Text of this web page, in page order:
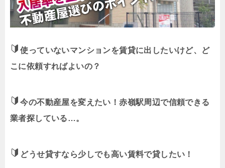
使っていないマンションを賃貸に出したいけど、ど
こに依頼すればよいの？
今の不動産屋を変えたい！赤嶺駅周辺で信頼できる
業者探している…。
どうせ貸すなら少しでも高い賃料で貸したい！